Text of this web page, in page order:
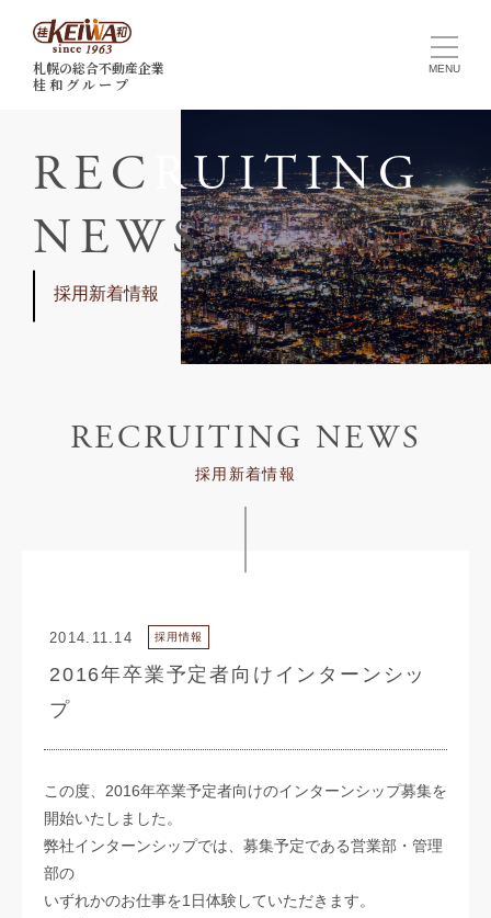
札幌の総合不動産企業
桂 和 グ ル ー プ
REC RUITING
NEWS
採用新着情報
RECRUITING NEWS
採用新着情報
2014.11.14 採用情報
2016年卒業予定者向けインターンシッ
プ
この度、2016年卒業予定者向けのインターンシップ募集を
開始いたしました。
弊社インターンシップでは、募集予定である営業部・管理
部の
いずれかのお仕事を1日体験していただきます。